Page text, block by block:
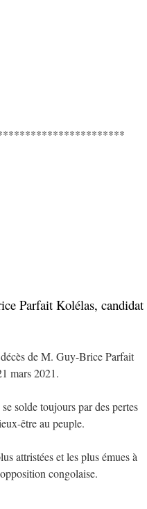
Parfait Kolélas, candidat
de M. Guy-Brice Parfait
mars 2021.
solde toujours par des pertes
être au peuple.
attristées et les plus émues à
congolaise.